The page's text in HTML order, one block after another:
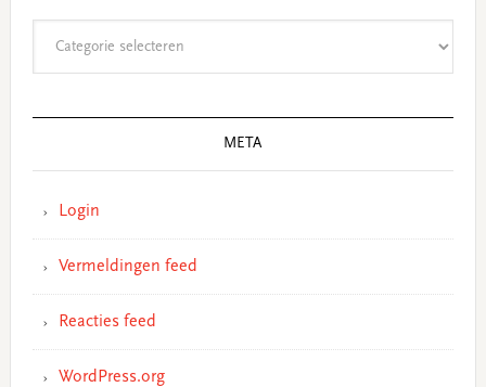
META
Login
Vermeldingen feed
Reacties feed
WordPress.org